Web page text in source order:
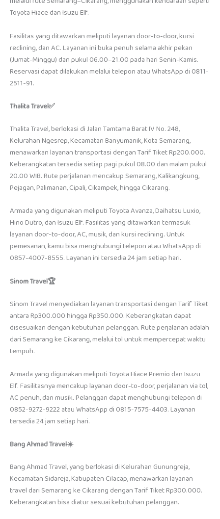
Toyota Hiace dan Isuzu Elf.
Fasilitas yang ditawarkan meliputi layanan door-to-door, kursi
reclining, dan AC. Layanan ini buka penuh selama akhir pekan
(Jumat-Minggu) dan pukul 06.00–21.00 pada hari Senin-Kamis.
Reservasi dapat dilakukan melalui telepon atau WhatsApp di 0811-
2511-91.
Thalita Travel✅
Thalita Travel, berlokasi di Jalan Tamtama Barat IV No. 248,
Kelurahan Ngesrep, Kecamatan Banyumanik, Kota Semarang,
menawarkan layanan transportasi dengan Tarif Tiket Rp200.000.
Keberangkatan tersedia setiap pagi pukul 08.00 dan malam pukul
20.00 WIB. Rute perjalanan mencakup Semarang, Kalikangkung,
Pejagan, Palimanan, Cipali, Cikampek, hingga Cikarang.
Armada yang digunakan meliputi Toyota Avanza, Daihatsu Luxio,
Hino Dutro, dan Isuzu Elf. Fasilitas yang ditawarkan termasuk
layanan door-to-door, AC, musik, dan kursi reclining. Untuk
pemesanan, kamu bisa menghubungi telepon atau WhatsApp di
0857-4007-8555. Layanan ini tersedia 24 jam setiap hari.
Sinom Travel🏆
Sinom Travel menyediakan layanan transportasi dengan Tarif Tiket
antara Rp300.000 hingga Rp350.000. Keberangkatan dapat
disesuaikan dengan kebutuhan pelanggan. Rute perjalanan adalah
dari Semarang ke Cikarang, melalui tol untuk mempercepat waktu
tempuh.
Armada yang digunakan meliputi Toyota Hiace Premio dan Isuzu
Elf. Fasilitasnya mencakup layanan door-to-door, perjalanan via tol,
AC penuh, dan musik. Pelanggan dapat menghubungi telepon di
0852-9272-9222 atau WhatsApp di 0815-7575-4403. Layanan
tersedia 24 jam setiap hari.
Bang Ahmad Travel☀️
Bang Ahmad Travel, yang berlokasi di Kelurahan Gunungreja,
Kecamatan Sidareja, Kabupaten Cilacap, menawarkan layanan
travel dari Semarang ke Cikarang dengan Tarif Tiket Rp300.000.
Keberangkatan bisa diatur sesuai kebutuhan pelanggan.